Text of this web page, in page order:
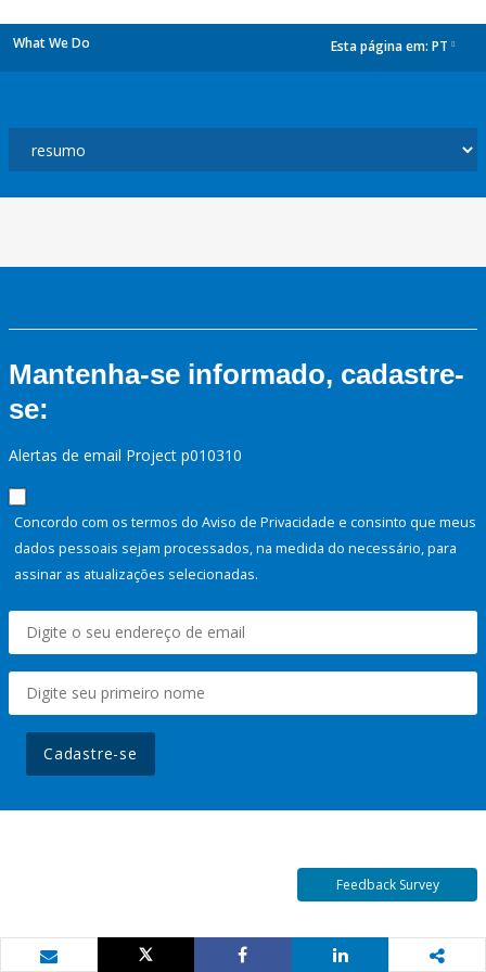
What We Do Esta página em: PT
Mantenha-se informado, cadastre-
se:
Alertas de email Project p010310
Concordo com os termos do Aviso de Privacidade e consinto que meus
dados pessoais sejam processados, na medida do necessário, para
assinar as atualizações selecionadas.
Cadastre-se
Feedback Survey